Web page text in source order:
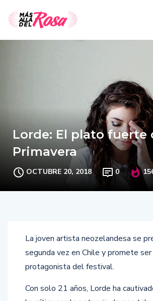
Lorde: El plato fuerte
Primavera
OCTUBRE 20, 2018 0
La joven artista neozelandesa se
segunda vez en Chile y promete
protagonista del festival.
Con solo 21 años, Lorde ha